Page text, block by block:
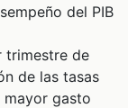
del PIB
trimestre de
de las tasas
mayor gasto